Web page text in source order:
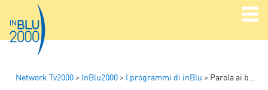
Network Tv2000 > InBlu2000 > I programmi di inBlu > Parola ai bambini – Emozioni e aspettative dei piccoli e dei loro genitori per il nuovo anno scolastico